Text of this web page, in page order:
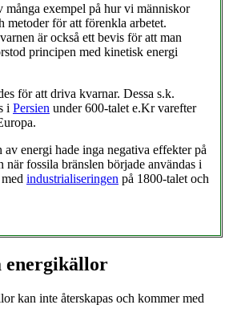
många exempel på hur vi människor
metoder för att förenkla arbetet.
är också ett bevis för att man
principen med kinetisk energi
för att driva kvarnar. Dessa s.k.
i Persien under 600-talet e.Kr varefter
energi hade inga negativa effekter på
fossila bränslen började användas i
industrialiseringen på 1800-talet och
energikällor
kan inte återskapas och kommer med